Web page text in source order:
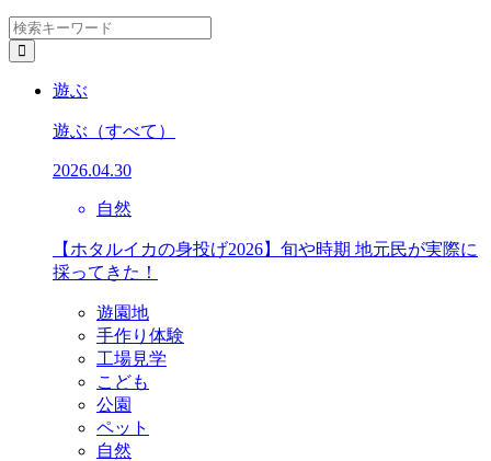
遊ぶ
遊ぶ （すべて）
2026.04.30
自然
【ホタルイカの身投げ2026】旬や時期 地元民が実際に
採ってきた！
遊園地
手作り体験
工場見学
こども
公園
ペット
自然